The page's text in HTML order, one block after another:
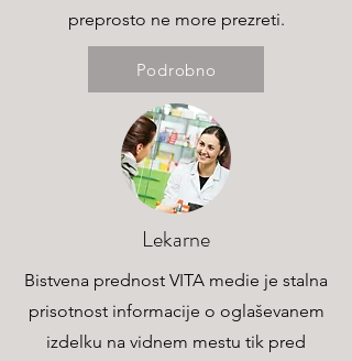
preprosto ne more prezreti.
Podrobno
Lekarne
Bistvena prednost VITA medie je stalna
prisotnost informacije o oglaševanem
izdelku na vidnem mestu tik pred